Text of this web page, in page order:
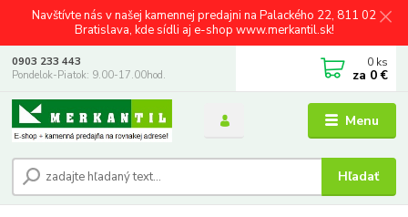
Navštívte nás v našej kamennej predajni na Palackého 22, 811 02
Bratislava, kde sídli aj e-shop www.merkantil.sk!
Menu
Hľadať
0903 233 443
Pondelok-Piatok: 9.00-17.00hod.
0 ks
za 0 €